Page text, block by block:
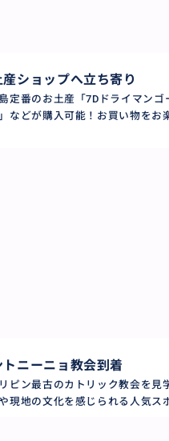
産ショップへ立ち寄り
定番のお土産「7Dドライマンゴ
などが購入可能！お買い物をお
トニーニョ教会到着
ピン最古のカトリック教会を見
現地の文化を感じられる人気ス